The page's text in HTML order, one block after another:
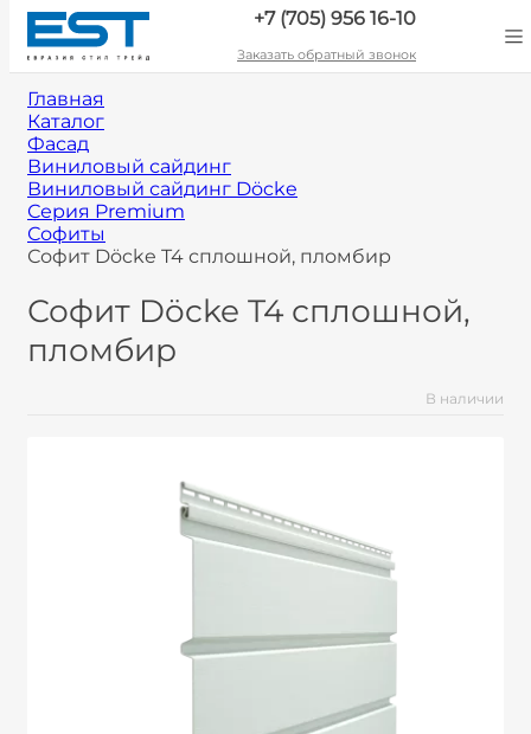
+7 (705) 956 16-10
Заказать обратный звонок
Главная
Каталог
Фасад
Виниловый сайдинг
Виниловый сайдинг Döcke
Серия Premium
Софиты
Софит Döcke T4 сплошной, пломбир
Софит Döcke T4 сплошной,
пломбир
В наличии